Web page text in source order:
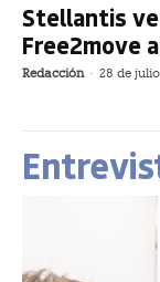
Stellantis
Free2move
Redacción - 28 de